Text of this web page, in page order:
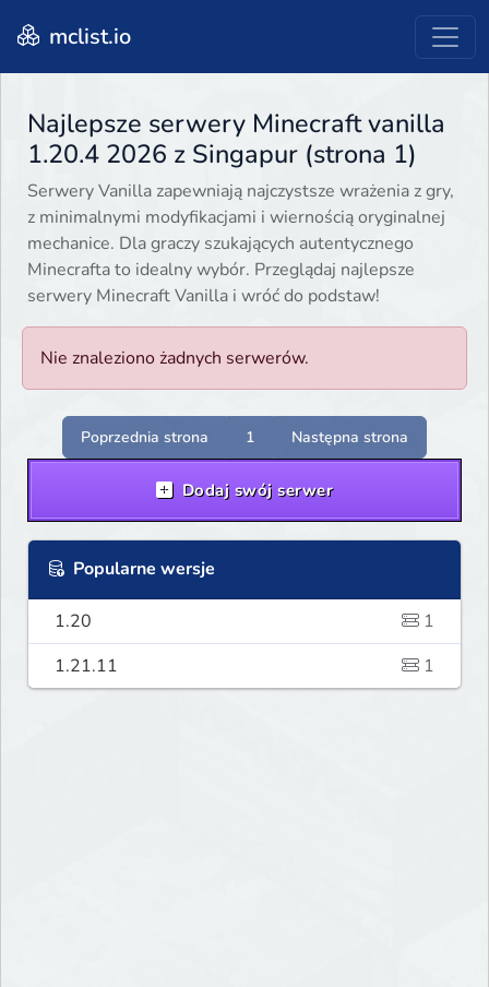
mclist.io
Najlepsze serwery Minecraft vanilla
1.20.4 2026 z Singapur (strona 1)
Serwery Vanilla zapewniają najczystsze wrażenia z gry,
z minimalnymi modyfikacjami i wiernością oryginalnej
mechanice. Dla graczy szukających autentycznego
Minecrafta to idealny wybór. Przeglądaj najlepsze
serwery Minecraft Vanilla i wróć do podstaw!
Nie znaleziono żadnych serwerów.
Poprzednia strona 1 Następna strona
Dodaj swój serwer
Popularne wersje
1.20
1
1.21.11
1